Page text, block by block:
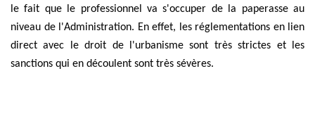
le fait que le professionnel va s'occuper de la paperasse au
niveau de l'Administration. En effet, les réglementations en lien
direct avec le droit de l'urbanisme sont très strictes et les
sanctions qui en découlent sont très sévères.